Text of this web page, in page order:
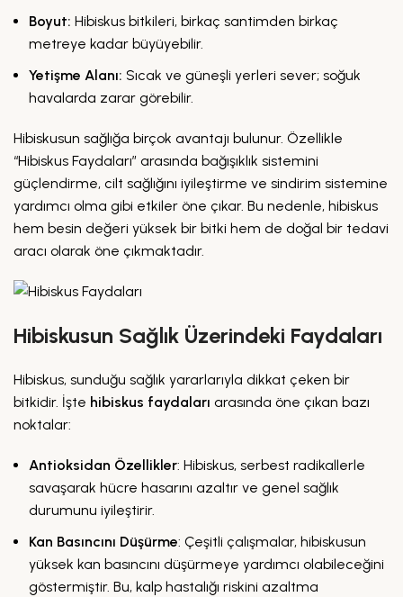
Boyut: Hibiskus bitkileri, birkaç santimden birkaç
metreye kadar büyüyebilir.
Yetişme Alanı: Sıcak ve güneşli yerleri sever; soğuk
havalarda zarar görebilir.
Hibiskusun sağlığa birçok avantajı bulunur. Özellikle
“Hibiskus Faydaları” arasında bağışıklık sistemini
güçlendirme, cilt sağlığını iyileştirme ve sindirim sistemine
yardımcı olma gibi etkiler öne çıkar. Bu nedenle, hibiskus
hem besin değeri yüksek bir bitki hem de doğal bir tedavi
aracı olarak öne çıkmaktadır.
Hibiskusun Sağlık Üzerindeki Faydaları
Hibiskus, sunduğu sağlık yararlarıyla dikkat çeken bir
bitkidir. İşte hibiskus faydaları arasında öne çıkan bazı
noktalar:
Antioksidan Özellikler: Hibiskus, serbest radikallerle
savaşarak hücre hasarını azaltır ve genel sağlık
durumunu iyileştirir.
Kan Basıncını Düşürme: Çeşitli çalışmalar, hibiskusun
yüksek kan basıncını düşürmeye yardımcı olabileceğini
göstermiştir. Bu, kalp hastalığı riskini azaltma